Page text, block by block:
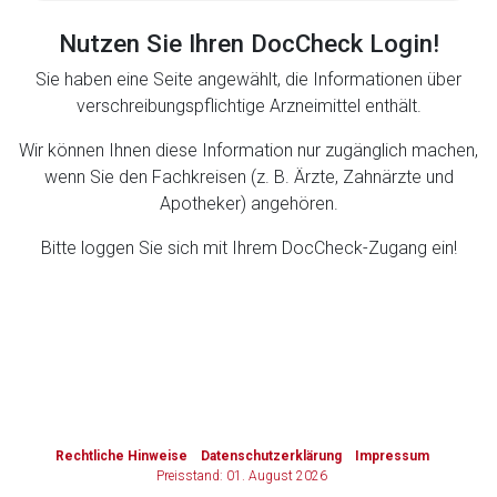
Nutzen Sie Ihren DocCheck Login!
Sie haben eine Seite angewählt, die Informationen über
verschreibungspflichtige Arzneimittel enthält.
Wir können Ihnen diese Information nur zugänglich machen,
wenn Sie den Fachkreisen (z. B. Ärzte, Zahnärzte und
Apotheker) angehören.
Bitte loggen Sie sich mit Ihrem DocCheck-Zugang ein!
Rechtliche Hinweise Datenschutzerklärung
Impressum
Preisstand: 01. August 2026
Zurück zur rote-liste.de Zur Seite